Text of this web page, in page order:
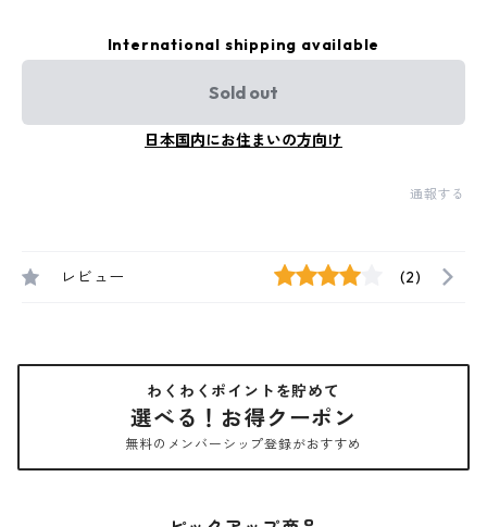
International shipping available
Sold out
日本国内にお住まいの方向け
通報する
レビュー (2)
わくわくポイントを貯めて
選べる！お得クーポン
無料のメンバーシップ登録がおすすめ